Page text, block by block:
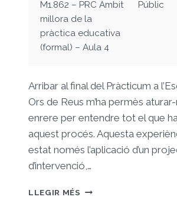
M1.862 – PRC Àmbit
millora de la
pràctica educativa
(formal) – Aula 4
Públic
Arribar al final del Pràcticum a
Ors de Reus m’ha permès
enrere per entendre tot el que
aquest procés. Aquesta
estat només l’aplicació d’un
d’intervenció,…
LLEGIR MÉS CONCLUSIÓ